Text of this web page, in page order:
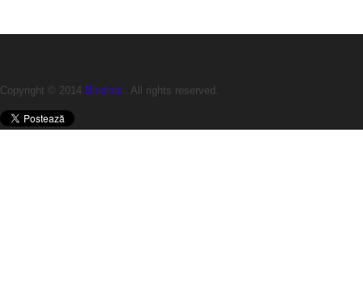
Copyright © 2014 Bindiribli. All rights reserved.